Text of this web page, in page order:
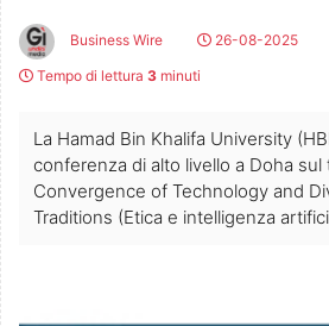
Business Wire
26-08-2025
Tempo di lettura 3 minuti
La Hamad Bin Khalifa University
conferenza di alto livello a Doha sul
Convergence of Technology and
Traditions (Etica e intelligenza